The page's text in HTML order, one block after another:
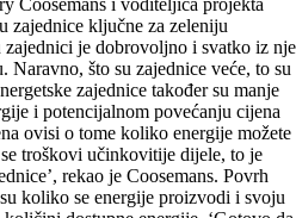
Coosemans i voditeljica projekta
zajednice ključne za zeleniju
zajednici je dobrovoljno i svatko iz nje
što su zajednice veće, to su
zajednice također su manje
i potencijalnom povećanju cijena
ovisi o tome koliko energije možete
troškovi učinkovitije dijele, to je
rekao je Coosemans. Povrh
koliko se energije proizvodi i svoju